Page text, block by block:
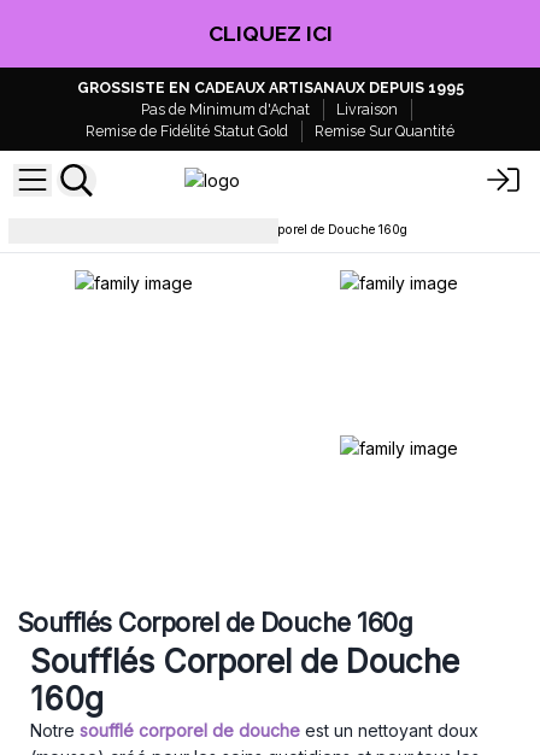
CLIQUEZ ICI
GROSSISTE EN CADEAUX ARTISANAUX DEPUIS 1995
Pas de Minimum d'Achat
Livraison
Remise de Fidélité Statut Gold
Remise Sur Quantité
Soufflés Corporel de Douche 160g
Soufflés Corporel de Douche 160g
Soufflés Corporel de Douche
160g
Notre soufflé corporel de doucheest un nettoyant doux